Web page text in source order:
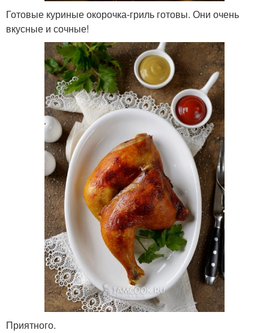
Готовые куриные окорочка-гриль готовы. Они очень
вкусные и сочные!
Приятного.